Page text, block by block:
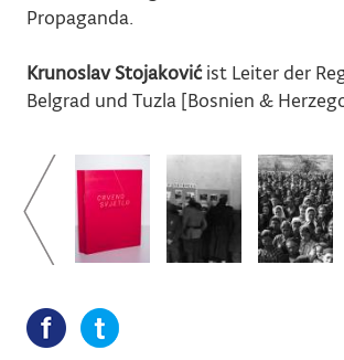
Propaganda.
Krunoslav Stojakovićist Leiter der
Belgrad und Tuzla [Bosnien &